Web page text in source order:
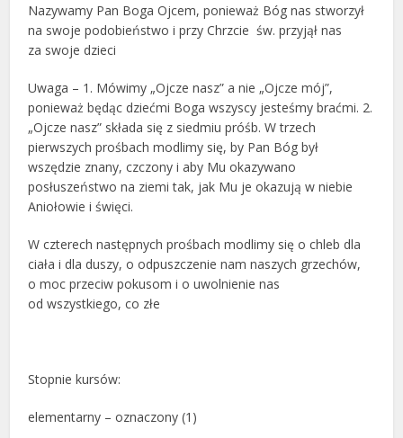
Nazywamy Pan Boga Ojcem, ponieważ Bóg nas stworzył
na swoje podobieństwo i przy Chrzcie św. przyjął nas
za swoje dzieci
Uwaga – 1. Mówimy „Ojcze nasz” a nie „Ojcze mój”,
ponieważ będąc dziećmi Boga wszyscy jesteśmy braćmi. 2.
„Ojcze nasz” składa się z siedmiu próśb. W trzech
pierwszych prośbach modlimy się, by Pan Bóg był
wszędzie znany, czczony i aby Mu okazywano
posłuszeństwo na ziemi tak, jak Mu je okazują w niebie
Aniołowie i święci.
W czterech następnych prośbach modlimy się o chleb dla
ciała i dla duszy, o odpuszczenie nam naszych grzechów,
o moc przeciw pokusom i o uwolnienie nas
od wszystkiego, co złe
Stopnie kursów:
elementarny – oznaczony (1)